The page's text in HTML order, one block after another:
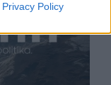
Privacy Policy